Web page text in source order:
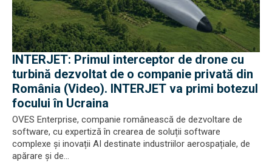
INTERJET: Primul interceptor de drone cu
turbină dezvoltat de o companie privată din
România (Video). INTERJET va primi botezul
focului în Ucraina
OVES Enterprise, companie românească de dezvoltare de
software, cu expertiză în crearea de soluții software
complexe și inovații AI destinate industriilor aerospațiale, de
apărare și de...